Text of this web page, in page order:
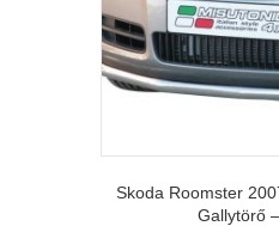
Skoda Roomster
Gallytörő